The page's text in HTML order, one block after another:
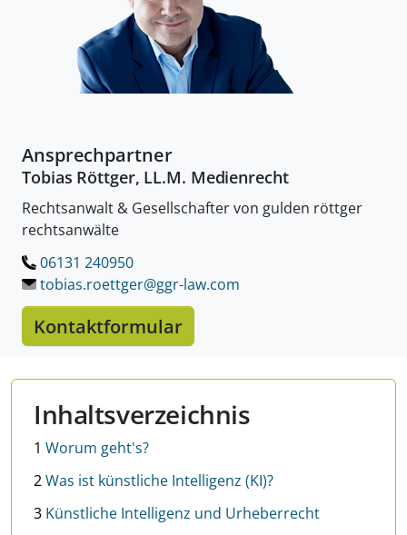
Ansprechpartner
Tobias Röttger, LL.M. Medienrecht
Rechtsanwalt & Gesellschafter von gulden röttger
rechtsanwälte
06131 240950
tobias.roettger@ggr-law.LÖSCHEN.
com
Kontaktformular
Inhaltsverzeichnis
1 Worum geht's?
2Was ist künstliche Intelligenz (KI)?
3 Künstliche Intelligenz und Urheberrecht